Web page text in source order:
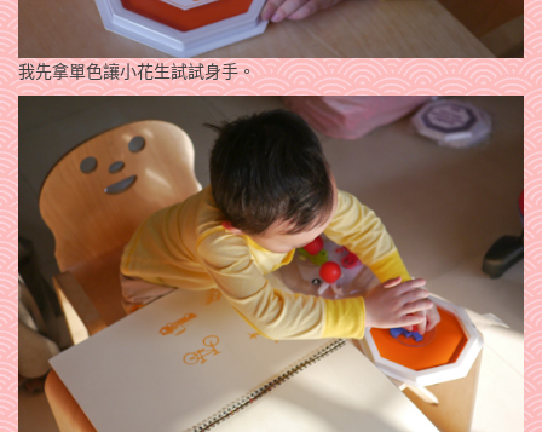
我先拿單色讓小花生試試身手。